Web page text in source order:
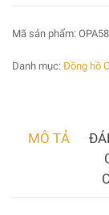
Mã sản phẩm:
Danh mục: Đồng hồ
MÔ TẢ